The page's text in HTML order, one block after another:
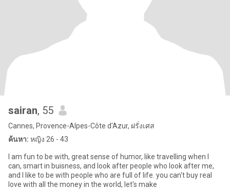
sairan, 55
Cannes, Provence-Alpes-Côte d'Azur, ฝรั่งเศส
ค้นหา: หญิง 26 - 43
I am fun to be with, great sense of humor, like travelling when I
can, smart in buisness, and look after people who look after me,
and I like to be with people who are full of life. you can't buy real
love with all the money in the world, let's make